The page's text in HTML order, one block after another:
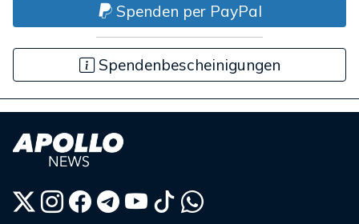
Spenden per PayPal
Spendenbescheinigungen